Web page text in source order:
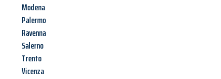
Modena
Palermo
Ravenna
Salerno
Trento
Vicenza